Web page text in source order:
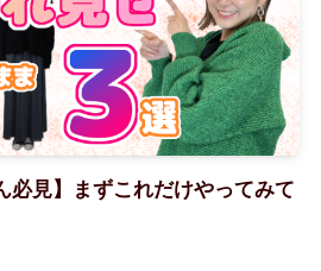
必見】まずこれだけやってみて